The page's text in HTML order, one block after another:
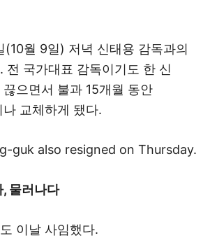
(10월 9일) 저녁 신태용 감독과의
전 국가대표 감독이기도 한 신
으면서 불과 15개월 동안
교체하게 됐다.
guk also resigned on Thursday.
물러나다
이날 사임했다.